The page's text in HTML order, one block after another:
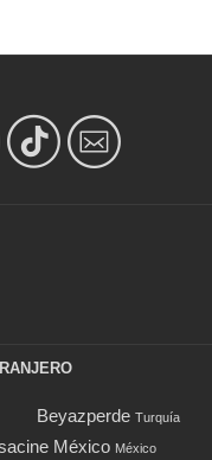
Beyazperde Turquía
México México